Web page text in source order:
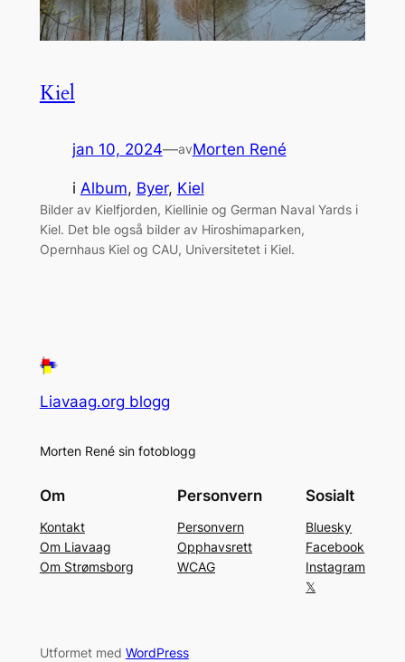
Kiel
jan 10, 2024—avMorten René
i Album, Byer, Kiel
Bilder av Kielfjorden, Kiellinie og German Naval Yards i
Kiel. Det ble også bilder av Hiroshimaparken,
Opernhaus Kiel og CAU, Universitetet i Kiel.
Liavaag.org blogg
Morten René sin fotoblogg
Om
Kontakt
Om Liavaag
Om Strømsborg
Personvern
Personvern
Opphavsrett
WCAG
Sosialt
Bluesky
Facebook
Instagram
𝕏
Utformet med WordPress